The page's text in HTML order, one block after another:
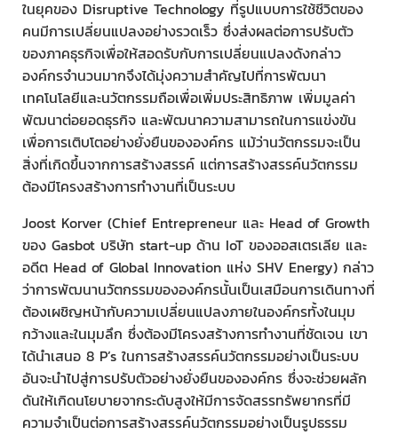
ในยุคของ Disruptive Technology ที่รูปแบบการใช้ชีวิตของ
คนมีการเปลี่ยนแปลงอย่างรวดเร็ว ซึ่งส่งผลต่อการปรับตัว
ของภาคธุรกิจเพื่อให้สอดรับกับการเปลี่ยนแปลงดังกล่าว
องค์กรจำนวนมากจึงได้มุ่งความสำคัญไปที่การพัฒนา
เทคโนโลยีและนวัตกรรมถือเพื่อเพิ่มประสิทธิภาพ เพิ่มมูลค่า
พัฒนาต่อยอดธุรกิจ และพัฒนาความสามารถในการแข่งขัน
เพื่อการเติบโตอย่างยั่งยืนขององค์กร แม้ว่านวัตกรรมจะเป็น
สิ่งที่เกิดขึ้นจากการสร้างสรรค์ แต่การสร้างสรรค์นวัตกรรม
ต้องมีโครงสร้างการทำงานที่เป็นระบบ
Joost Korver (Chief Entrepreneur และ Head of Growth
ของ Gasbot บริษัท start-up ด้าน IoT ของออสเตรเลีย และ
อดีต Head of Global Innovation แห่ง SHV Energy) กล่าว
ว่าการพัฒนานวัตกรรมขององค์กรนั้นเป็นเสมือนการเดินทางที่
ต้องเผชิญหน้ากับความเปลี่ยนแปลงภายในองค์กรทั้งในมุม
กว้างและในมุมลึก ซึ่งต้องมีโครงสร้างการทำงานที่ชัดเจน เขา
ได้นำเสนอ 8 P’s ในการสร้างสรรค์นวัตกรรมอย่างเป็นระบบ
อันจะนำไปสู่การปรับตัวอย่างยั่งยืนขององค์กร ซึ่งจะช่วยผลัก
ดันให้เกิดนโยบายจากระดับสูงให้มีการจัดสรรทรัพยากรที่มี
ความจำเป็นต่อการสร้างสรรค์นวัตกรรมอย่างเป็นรูปธรรม